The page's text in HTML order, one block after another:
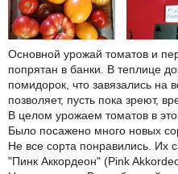
Основной урожай томатов и
попрятан в банки. В теплице
помидорок, что завязались на
позволяет, пусть пока зреют,
В целом урожаем томатов в
Было посажено много новых
Не все сорта понравились. Их
"Пинк Аккордеон" (Pink